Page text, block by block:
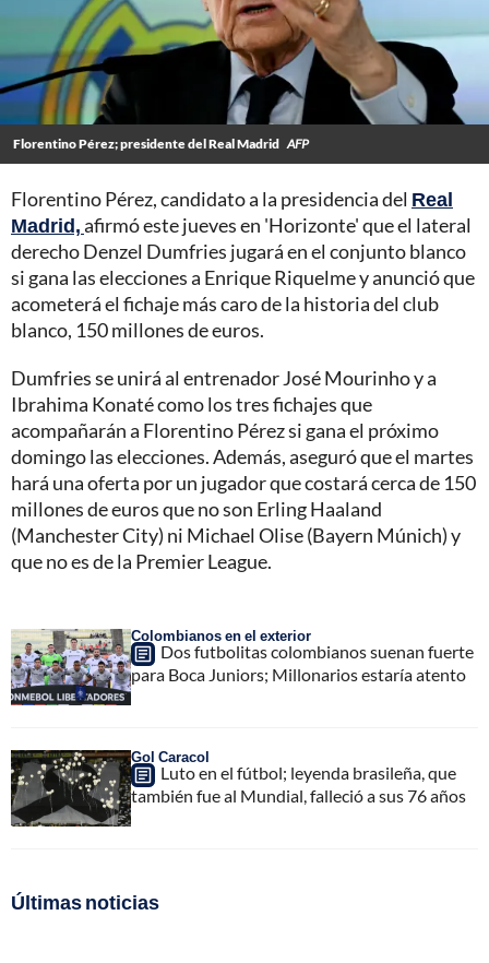
Florentino Pérez; presidente del Real Madrid AFP
Florentino Pérez, candidato a la presidencia del Real
Madrid,afirmó este jueves en 'Horizonte' que el lateral
derecho Denzel Dumfries jugará en el conjunto blanco
si gana las elecciones a Enrique Riquelme y anunció que
acometerá el fichaje más caro de la historia del club
blanco, 150 millones de euros.
Dumfries se unirá al entrenador José Mourinho y a
Ibrahima Konaté como los tres fichajes que
acompañarán a Florentino Pérez si gana el próximo
domingo las elecciones. Además, aseguró que el martes
hará una oferta por un jugador que costará cerca de 150
millones de euros que no son Erling Haaland
(Manchester City) ni Michael Olise (Bayern Múnich) y
que no es de la Premier League.
Colombianos en el exterior
Dos futbolitas colombianos suenan fuerte
para Boca Juniors; Millonarios estaría atento
Gol Caracol
Luto en el fútbol; leyenda brasileña, que
también fue al Mundial, falleció a sus 76 años
Últimas noticias